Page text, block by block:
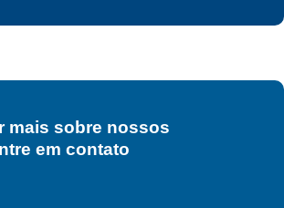
mais sobre nossos
em contato